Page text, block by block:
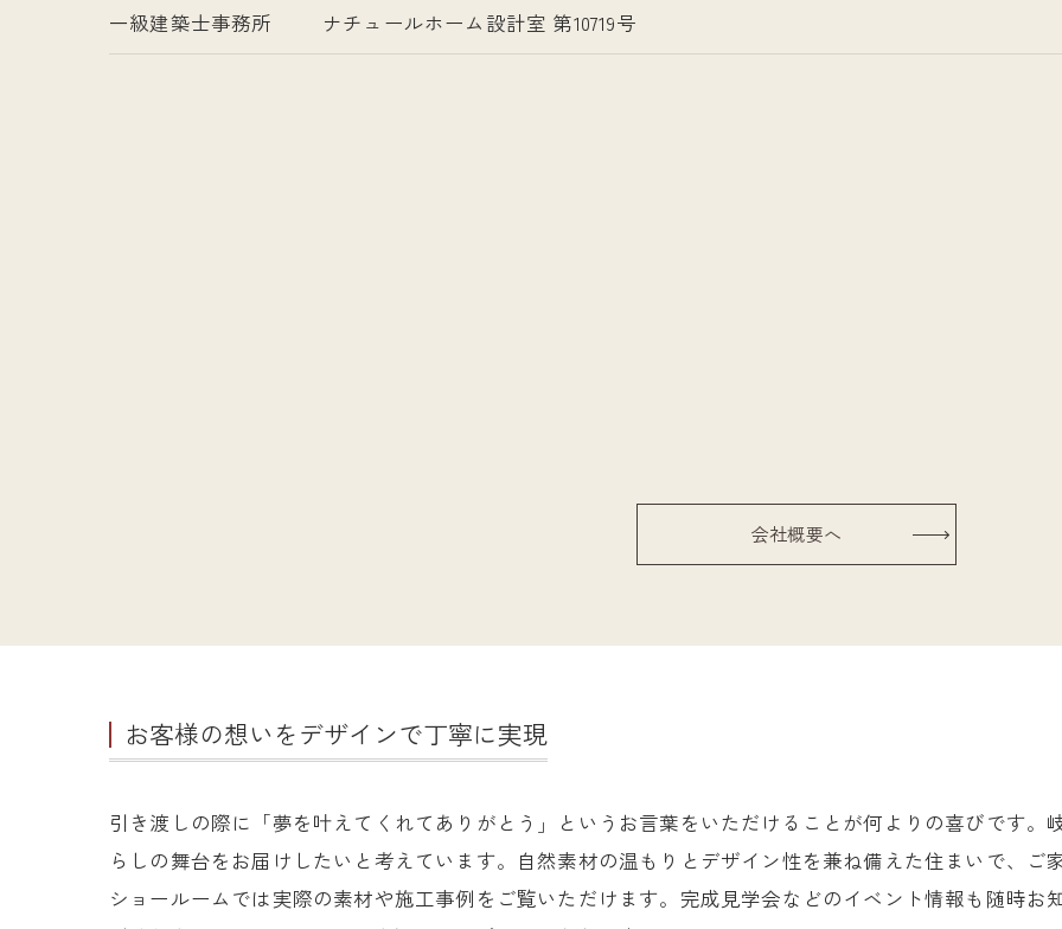
一級建築士事務所 ナチュールホーム設計室 第10719号
会社概要へ
お客様の想いをデザインで丁寧に実現
引き渡しの際に「夢を叶えてくれてありがとう」というお言葉をいただけることが何よりの喜びです
らしの舞台をお届けしたいと考えています。自然素材の温もりとデザイン性を兼ね備えた住まいで、
ショールームでは実際の素材や施工事例をご覧いただけます。完成見学会などのイベント情報も随時